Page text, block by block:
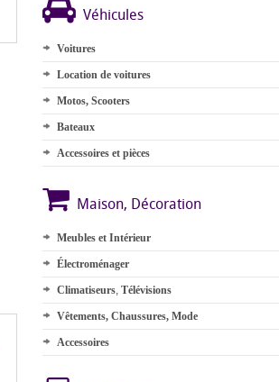
Véhicules
Voitures
Location de voitures
Motos, Scooters
Bateaux
Accessoires et pièces
Maison, Décoration
Meubles et Intérieur
Électroménager
Climatiseurs, Télévisions
Vêtements, Chaussures, Mode
Accessoires